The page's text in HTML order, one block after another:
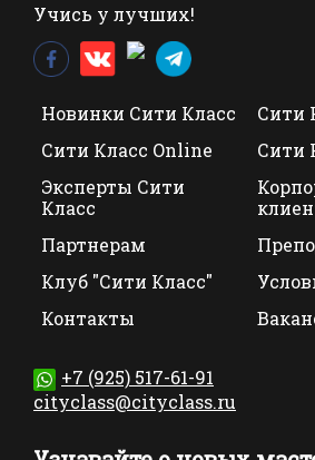
Учись у лучших!
Новинки Сити Класс
Сити
Сити Класс Online
Сити
Эксперты Сити
Класс
Партнерам
Клуб "Сити Класс"
Контакты
+7 (925) 517-61-91
cityclass@cityclass.ru